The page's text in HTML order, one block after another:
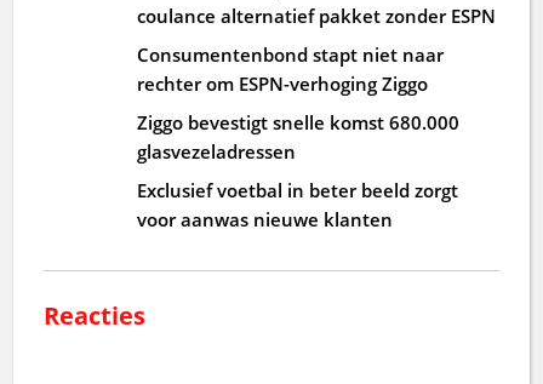
coulance alternatief pakket zonder ESPN
Consumentenbond stapt niet naar
rechter om ESPN-verhoging Ziggo
Ziggo bevestigt snelle komst 680.000
glasvezeladressen
Exclusief voetbal in beter beeld zorgt
voor aanwas nieuwe klanten
Reacties